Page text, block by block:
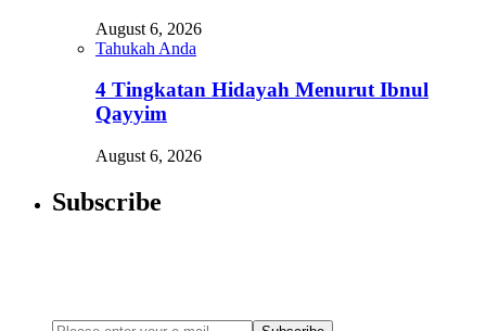
August 6, 2026
Tahukah Anda
4 Tingkatan Hidayah Menurut Ibnul
Qayyim
August 6, 2026
Subscribe